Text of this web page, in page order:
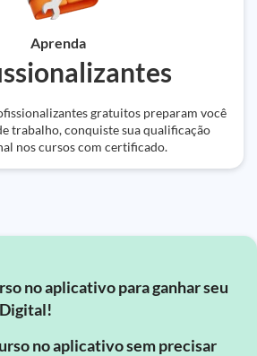
Aprenda
gratuitos preparam você
trabalho, conquiste sua qualificação
nos cursos com certificado.
no aplicativo para ganhar seu
no aplicativo sem precisar